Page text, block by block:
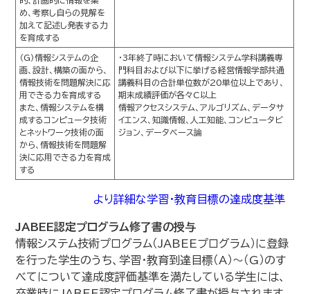
め、考察し自らの見解を
加えて記述し発表する力
を育成する
（G）情報システムの企
画、設計、構築の面から、
情報技術を問題解決に応
用できる力を育成する
また、情報システムを構
成するコンピュータ技術
とネットワーク技術の面
から、情報技術を問題解
決に応用できる力を育成
する
・3年終了時において情報システム学科講義専
門科目および以下に挙げる経営情報学部共通
講義科目の合計単位数が20単位以上であり、
期末成績評価が各々C以上
情報アクセスシステム、アルゴリズム、データサ
イエンス、知識情報、人工知能、コンピュータビ
ジョン、データベース論
より詳細な学習･教育目標の達成度基準
JABEE認定プログラム修了書の授与
情報システム技術プログラム（JABEEプログラム）に登録
を行った学生のうち、学習・教育到達目標（A）～（G）のす
べてについて達成度評価基準を満たしている学生には、